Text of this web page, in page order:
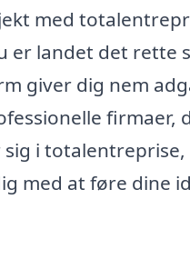
med
er landet det rette
giver dig nem
firmaer,
sig i totalentreprise,
med at føre dine